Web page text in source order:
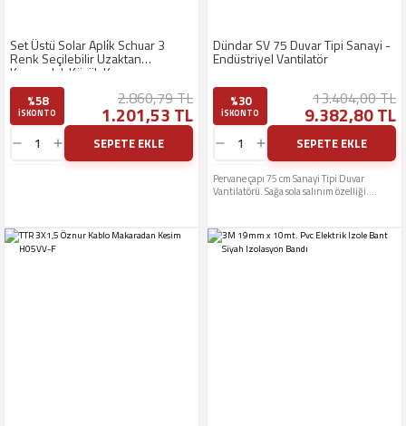
Set Üstü Solar Apli̇k Schuar 3
Renk Seçilebilir Uzaktan
Kumandalı Küçük Kasa
%58
ISKONTO
2.860,79 TL
1.201,53 TL
SEPETE EKLE
Dündar SV 75 Duvar Tipi Sanayi -
Endüstriyel Vantilatör
%30
ISKONTO
13.404,00 TL
9.382,80 TL
SEPETE EKLE
Pervane çapı 75 cm Sanayi Tipi Duvar
Vantilatörü. Sağa sola salınım özelliği.
gibi alanlarda etkili serinletme ve
sirkülasyon sağlar.